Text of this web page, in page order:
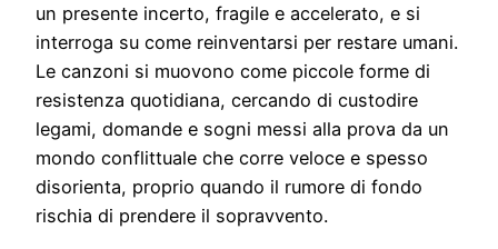
un presente incerto, fragile e accelerato, e si
interroga su come reinventarsi per restare umani.
Le canzoni si muovono come piccole forme di
resistenza quotidiana, cercando di custodire
legami, domande e sogni messi alla prova da un
mondo conflittuale che corre veloce e spesso
disorienta, proprio quando il rumore di fondo
rischia di prendere il sopravvento.